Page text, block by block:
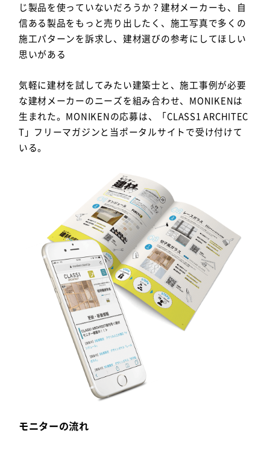
じ製品を使っていないだろうか？建材メーカーも、自
信ある製品をもっと売り出したく、施工写真で多くの
施工パターンを訴求し、建材選びの参考にしてほしい
思いがある
気軽に建材を試してみたい建築士と、施工事例が必要
な建材メーカーのニーズを組み合わせ、MONIKENは
生まれた。MONIKENの応募は、「CLASS1 ARCHITEC
T」フリーマガジンと当ポータルサイトで受け付けて
いる。
モニターの流れ